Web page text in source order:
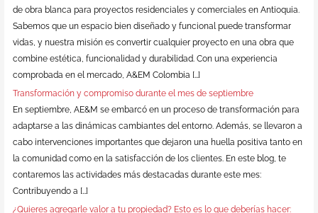
de obra blanca para proyectos residenciales y comerciales en Antioquia.
Sabemos que un espacio bien diseñado y funcional puede transformar
vidas, y nuestra misión es convertir cualquier proyecto en una obra que
combine estética, funcionalidad y durabilidad. Con una experiencia
comprobada en el mercado, A&EM Colombia […]
Transformación y compromiso durante el mes de septiembre
En septiembre, AE&M se embarcó en un proceso de transformación para
adaptarse a las dinámicas cambiantes del entorno. Además, se llevaron a
cabo intervenciones importantes que dejaron una huella positiva tanto en
la comunidad como en la satisfacción de los clientes. En este blog, te
contaremos las actividades más destacadas durante este mes:
Contribuyendo a […]
¿Quieres agregarle valor a tu propiedad? Esto es lo que deberías hacer: